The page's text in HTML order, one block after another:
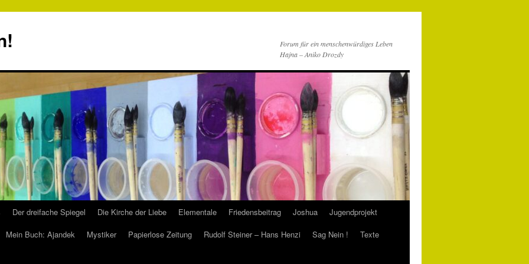
Forum für ein menschenwürdiges Leben
Hajna – Aniko Drozdy
Der dreifache Spiegel Die Kirche der Liebe Elementale Friedensbeitrag Joshua
Jugendprojekt
Mein Buch: Ajandek Mystiker Papierlose Zeitung Rudolf Steiner – Hans Henzi Sag Nein !
Texte